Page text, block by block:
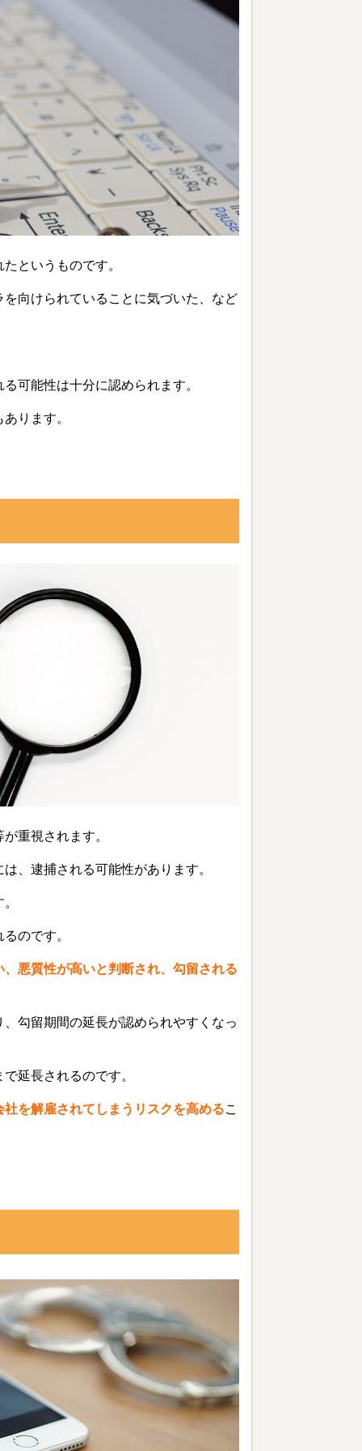
というものです。
向けられていることに気づいた、など
可能性は十分に認められます。
あります。
重視されます。
、逮捕される可能性があります。
のです。
悪質性が高いと判断され、勾留される
勾留期間の延長が認められやすくなっ
延長されるのです。
を解雇されてしまうリスクを高めるこ